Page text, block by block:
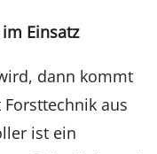
Einsatz
dann kommt
aus
ist ein